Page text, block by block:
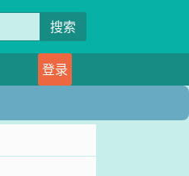
搜索
登录